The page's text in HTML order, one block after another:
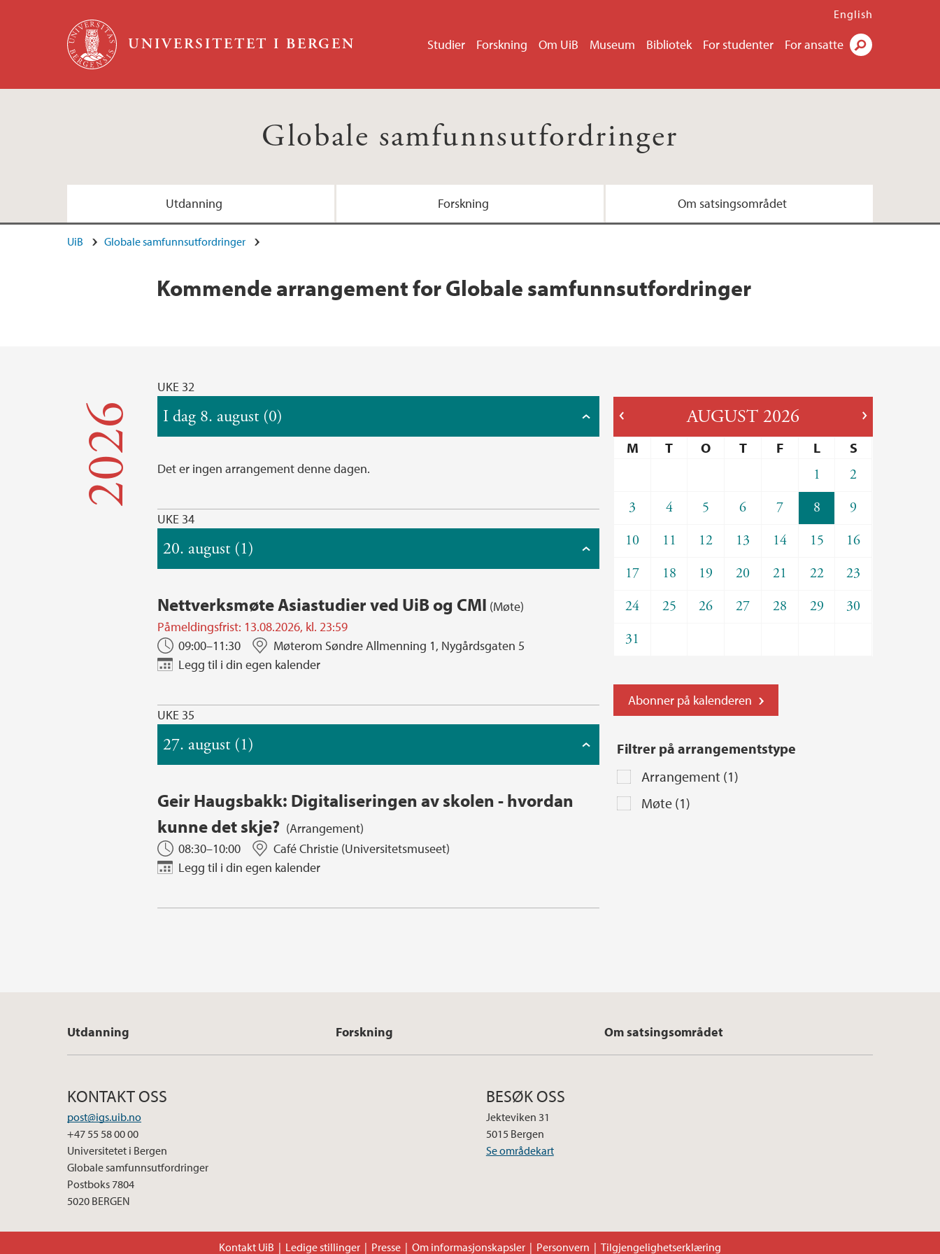
UNIVERSITETET I BERGEN Studier Forskning Om UiB Museum Bibliotek For studenter For ansatte
English
Globale samfunnsutfordringer
Utdanning Forskning Om satsingsområdet
UiB Globale samfunnsutfordringer
Kommende arrangement for Globale samfunnsutfordringer
AUGUST 2026
M T O T F L
S
1
2
3
4 5 6 7 8
9
10
11 12 13 14 15
16
17
18 19 20 21 22
23
24
25 26 27 28 29
30
31
Filtrer på arrangementstype
Arrangement (1)
Møte (1)
Abonner på kalenderen
2026
UKE 32
I dag 8. august (0)
Det er ingen arrangement denne dagen.
UKE 34
20. august (1)
Nettverksmøte Asiastudier ved UiB og CMI (Møte)
Påmeldingsfrist: 13.08.2026, kl. 23:59
09:00–11:30
Møterom Søndre Allmenning 1, Nygårdsgaten 5
Legg til i din egen kalender
UKE 35
27. august (1)
Geir Haugsbakk: Digitaliseringen av skolen - hvordan
kunne det skje? (Arrangement)
08:30–10:00
Café Christie (Universitetsmuseet)
Legg til i din egen kalender
Utdanning Forskning Om satsingsområdet
KONTAKT OSS
post@igs.uib.no
+47 55 58 00 00
Universitetet i Bergen
Globale samfunnsutfordringer
Postboks 7804
5020 BERGEN
BESØK OSS
Jekteviken 31
5015 Bergen
Se områdekart
Kontakt UiB Ledige stillinger Presse Om informasjonskapsler Personvern Tilgjengelighetserklæring